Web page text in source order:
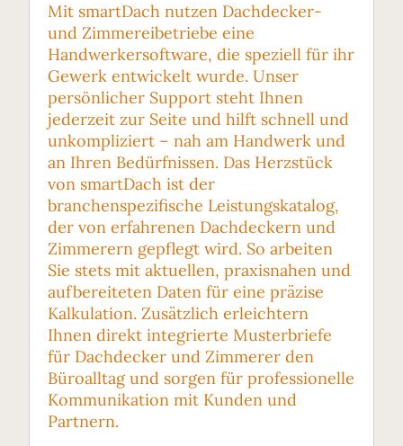
Mit smartDach nutzen Dachdecker-
und Zimmereibetriebe eine
Handwerkersoftware, die speziell für ihr
Gewerk entwickelt wurde. Unser
persönlicher Support steht Ihnen
jederzeit zur Seite und hilft schnell und
unkompliziert – nah am Handwerk und
an Ihren Bedürfnissen. Das Herzstück
von smartDach ist der
branchenspezifische Leistungskatalog,
der von erfahrenen Dachdeckern und
Zimmerern gepflegt wird. So arbeiten
Sie stets mit aktuellen, praxisnahen und
aufbereiteten Daten für eine präzise
Kalkulation. Zusätzlich erleichtern
Ihnen direkt integrierte Musterbriefe
für Dachdecker und Zimmerer den
Büroalltag und sorgen für professionelle
Kommunikation mit Kunden und
Partnern.